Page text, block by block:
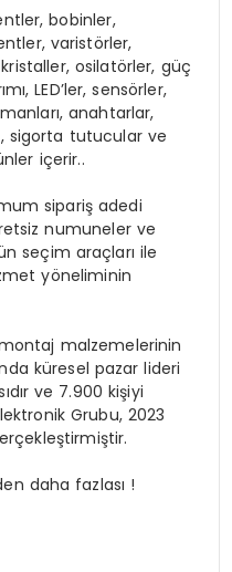
bobinler,
varistörler,
osilatörler, güç
LED’ler, sensörler,
anahtarlar,
sigorta tutucular ve
içerir..
sipariş adedi
numuneler ve
seçim araçları ile
yöneliminin
malzemelerinin
küresel pazar lideri
ve 7.900 kişiyi
Grubu, 2023
daha fazlası !